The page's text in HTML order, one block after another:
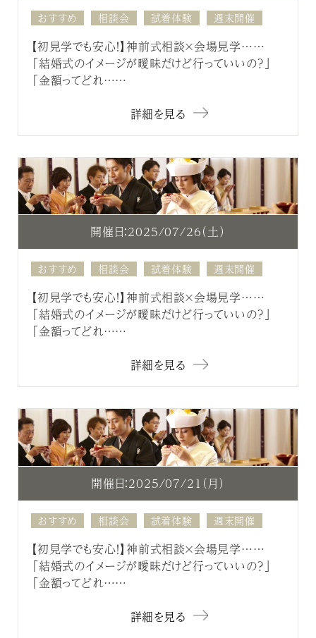
おすすめ 相談会 試着体験 週末開催
【初見学でも安心！】神前式相談×会場見学……
「結婚式のイメージが曖昧だけど行っていいの？」
「金額ってどれ……
詳細を見る
開催日：2025/07/26（土）
おすすめ 相談会 試着体験 週末開催
【初見学でも安心！】神前式相談×会場見学……
「結婚式のイメージが曖昧だけど行っていいの？」
「金額ってどれ……
詳細を見る
開催日：2025/07/21（月）
おすすめ 相談会 試着体験 週末開催
【初見学でも安心！】神前式相談×会場見学……
「結婚式のイメージが曖昧だけど行っていいの？」
「金額ってどれ……
詳細を見る